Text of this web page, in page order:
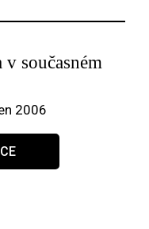
v současném
2006